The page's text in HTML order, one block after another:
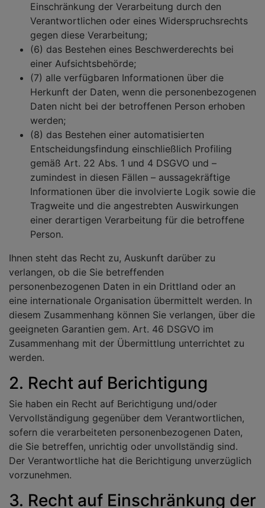
Einschränkung der Verarbeitung durch den
Verantwortlichen oder eines Widerspruchsrechts
gegen diese Verarbeitung;
(6) das Bestehen eines Beschwerderechts bei
einer Aufsichtsbehörde;
(7) alle verfügbaren Informationen über die
Herkunft der Daten, wenn die personenbezogenen
Daten nicht bei der betroffenen Person erhoben
werden;
(8) das Bestehen einer automatisierten
Entscheidungsfindung einschließlich Profiling
gemäß Art. 22 Abs. 1 und 4 DSGVO und –
zumindest in diesen Fällen – aussagekräftige
Informationen über die involvierte Logik sowie die
Tragweite und die angestrebten Auswirkungen
einer derartigen Verarbeitung für die betroffene
Person.
Ihnen steht das Recht zu, Auskunft darüber zu
verlangen, ob die Sie betreffenden
personenbezogenen Daten in ein Drittland oder an
eine internationale Organisation übermittelt werden. In
diesem Zusammenhang können Sie verlangen, über die
geeigneten Garantien gem. Art. 46 DSGVO im
Zusammenhang mit der Übermittlung unterrichtet zu
werden.
2. Recht auf Berichtigung
Sie haben ein Recht auf Berichtigung und/oder
Vervollständigung gegenüber dem Verantwortlichen,
sofern die verarbeiteten personenbezogenen Daten,
die Sie betreffen, unrichtig oder unvollständig sind.
Der Verantwortliche hat die Berichtigung unverzüglich
vorzunehmen.
3. Recht auf Einschränkung der